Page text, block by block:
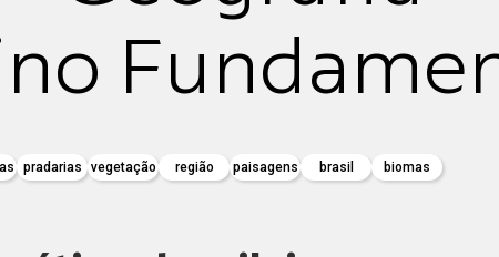
pradarias vegetação região paisagens brasil biomas